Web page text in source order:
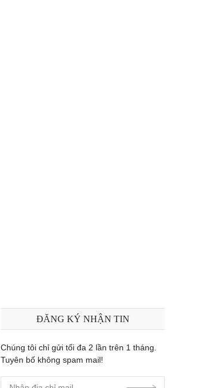
ĐĂNG KÝ NHẬN TIN
Chúng tôi chỉ gửi tối đa 2 lần trên 1 tháng.
Tuyên bố không spam mail!